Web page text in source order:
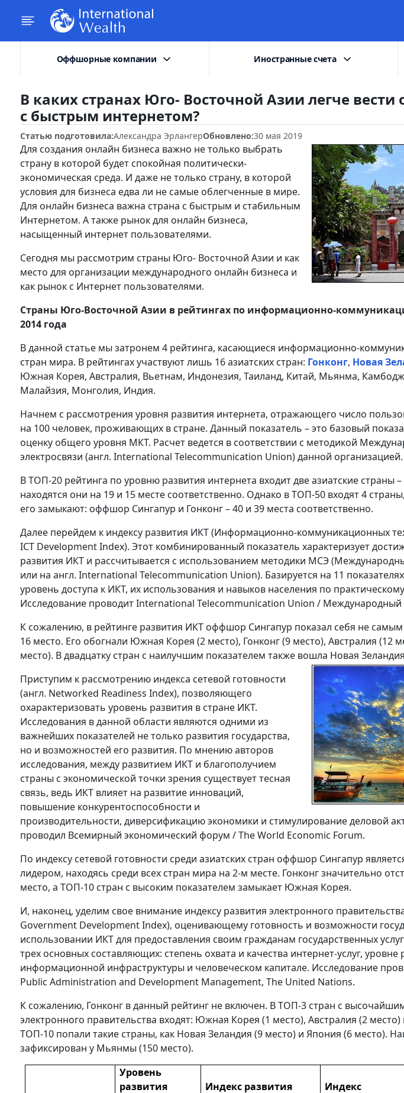
Оффшорные компании Иностранные счета
В каких странах Юго- Восточной Азии легче вести
с быстрым интернетом?
Статью подготовила:Александра ЭрлангерОбновлено:30 мая 2019
Для создания онлайн бизнеса важно не только выбрать
страну в которой будет спокойная политически-
экономическая среда. И даже не только страну, в которой
условия для бизнеса едва ли не самые облегченные в мире.
Для онлайн бизнеса важна страна с быстрым и стабильным
Интернетом. А также рынок для онлайн бизнеса,
насыщенный интернет пользователями.
Сегодня мы рассмотрим страны Юго- Восточной Азии и как
место для организации международного онлайн бизнеса и
как рынок с Интернет пользователями.
Страны Юго-Восточной Азии в рейтингах по информационно-
2014 года
В данной статье мы затронем 4 рейтинга, касающиеся информационно-
стран мира. В рейтингах участвуют лишь 16 азиатских стран: Гонконг, Новая
Южная Корея, Австралия, Вьетнам, Индонезия, Таиланд, Китай, Мьянма,
Малайзия, Монголия, Индия.
Начнем с рассмотрения уровня развития интернета, отражающего число
на 100 человек, проживающих в стране. Данный показатель – это базовый
оценку общего уровня МКТ. Расчет ведется в соответствии с методикой
электросвязи (англ. International Telecommunication Union) данной организацией.
В ТОП-20 рейтинга по уровню развития интернета входит две азиатские
находятся они на 19 и 15 месте соответственно. Однако в ТОП-50 входят 4
его замыкают: оффшор Сингапур и Гонконг – 40 и 39 места соответственно.
Далее перейдем к индексу развития ИКТ (Информационно-коммуникационных
ICT Development Index). Этот комбинированный показатель характеризует
развития ИКТ и рассчитывается с использованием методики МСЭ
или на англ. International Telecommunication Union). Базируется на 11
уровень доступа к ИКТ, их использования и навыков населения по
Исследование проводит International Telecommunication Union / Международный
К сожалению, в рейтинге развития ИКТ оффшор Сингапур показал себя не
16 место. Его обогнали Южная Корея (2 место), Гонконг (9 место), Австралия (12
место). В двадцатку стран с наилучшим показателем также вошла Новая
Приступим к рассмотрению индекса сетевой готовности
(англ. Networked Readiness Index), позволяющего
охарактеризовать уровень развития в стране ИКТ.
Исследования в данной области являются одними из
важнейших показателей не только развития государства,
но и возможностей его развития. По мнению авторов
исследования, между развитием ИКТ и благополучием
страны с экономической точки зрения существует тесная
связь, ведь ИКТ влияет на развитие инноваций,
повышение конкурентоспособности и
производительности, диверсификацию экономики и стимулирование деловой
проводил Всемирный экономический форум / The World Economic Forum.
По индексу сетевой готовности среди азиатских стран оффшор Сингапур
лидером, находясь среди всех стран мира на 2-м месте. Гонконг значительно
место, а ТОП-10 стран с высоким показателем замыкает Южная Корея.
И, наконец, уделим свое внимание индексу развития электронного
Government Development Index), оценивающему готовность и возможности
использовании ИКТ для предоставления своим гражданам государственных
трех основных составляющих: степень охвата и качества интернет-услуг, уровне
информационной инфраструктуры и человеческом капитале. Исследование
Public Administration and Development Management, The United Nations.
К сожалению, Гонконг в данный рейтинг не включен. В ТОП-3 стран с
электронного правительства входят: Южная Корея (1 место), Австралия (2
ТОП-10 попали такие страны, как Новая Зеландия (9 место) и Япония (6 место).
зафиксирован у Мьянмы (150 место).
Уровень
развития
Индекс развития
Индекс